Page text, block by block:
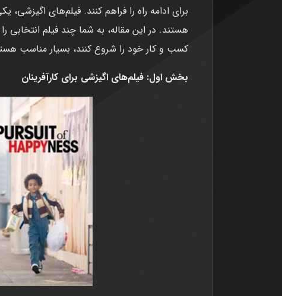
برای ادامه راه را فراهم کنند. فیلم‌های اگیزشی،
هستند. در این مقاله، به شما چند فیلم انتخابی
کسب و کار خود را شروع کنند، بسیار مناسب
بخش اول: فیلم‌های اگیزشی برای کارآفرینان